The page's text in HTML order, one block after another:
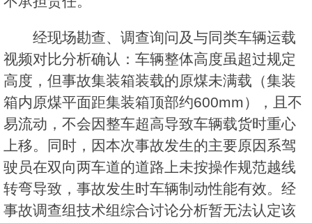
经现场勘查、调查询问及与同类车辆运载
视频对比分析确认：车辆整体高度虽超过规定
高度，但事故集装箱装载的原煤未满载（集装
箱内原煤平面距集装箱顶部约600mm），且不
易流动，不会因整车超高导致车辆载货时重心
上移。同时，因本次事故发生的主要原因系驾
驶员在双向两车道的道路上未按操作规范越线
转弯导致，事故发生时车辆制动性能有效。经
事故调查组技术组综合讨论分析暂无法认定该